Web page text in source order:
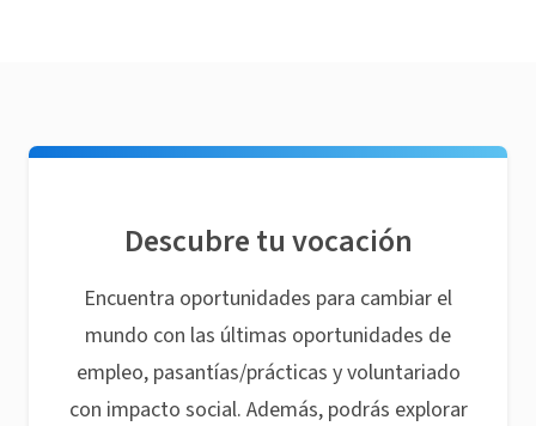
Descubre tu vocación
Encuentra oportunidades para cambiar el
mundo con las últimas oportunidades de
empleo, pasantías/prácticas y voluntariado
con impacto social. Además, podrás explorar